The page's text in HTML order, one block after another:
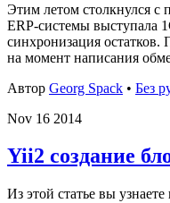
Этим летом столкнулся с
ERP-системы выступала
синхронизация
на момент написания
Автор Georg Spack • Без
Nov 16 2014
Yii2 создание
Из этой статье вы